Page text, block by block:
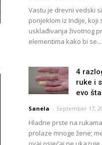
Vastu je drevni vedski
porijeklom iz Indije, koji
usklađivanja životnog
elementima kako bi se...
4
ruke i
evo
Sanela - September 17,
Hladne prste na
prolaze mnoge žene;